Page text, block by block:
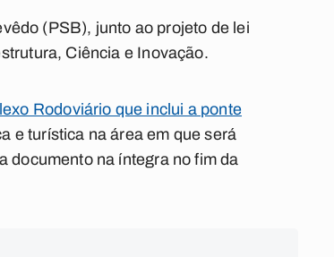
(PSB), junto ao projeto de lei
Ciência e Inovação.
Rodoviário que inclui a ponte
e turística na área em que será
documento na íntegra no fim da